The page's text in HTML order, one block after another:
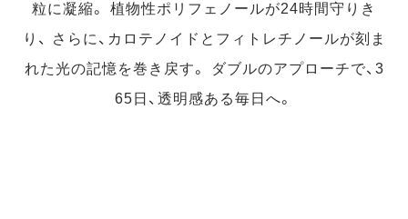
粒に凝縮。
植物性ポリフェノールが24時間守りき
り、
さらに、カロテノイドとフィトレチノールが刻ま
れた光の記憶を巻き戻す。
ダブルのアプローチで、3
65日、透明感ある毎日へ。